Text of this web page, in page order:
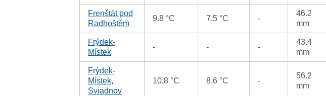
Frenštát pod
Radhoštěm
9.8 °C 7.5 °C -
46.2
mm
Frýdek-
Místek
- - -
43.4
mm
Frýdek-
Místek,
Sviadnov
10.8 °C 8.6 °C -
56.2
mm